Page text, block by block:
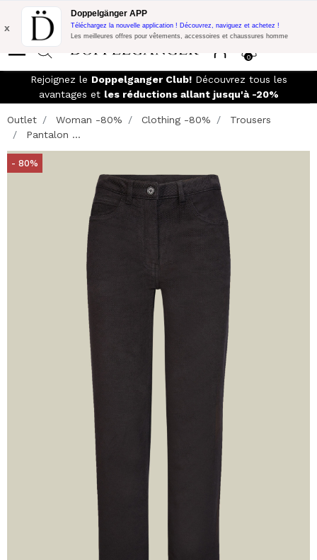
Promo Flash: 10% de réduction supplémentaire sur 300€ d'achat
avec le code:
0
x
Doppelgänger APP
Téléchargez la nouvelle application ! Découvrez, naviguez et achetez !
Les meilleures offres pour vêtements, accessoires et chaussures homme
Rejoignez le Doppelganger Club!Découvrez tous les
avantages et les réductions allant jusqu'à -20%
Outlet Woman -80% Clothing -80%
Trousers
Pantalon ...
- 80%